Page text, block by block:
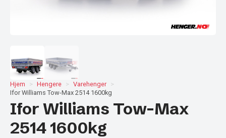
Hjem Hengere
Varehenger
Ifor Williams Tow-Max 2514 1600kg
Ifor Williams Tow-Max
2514 1600kg